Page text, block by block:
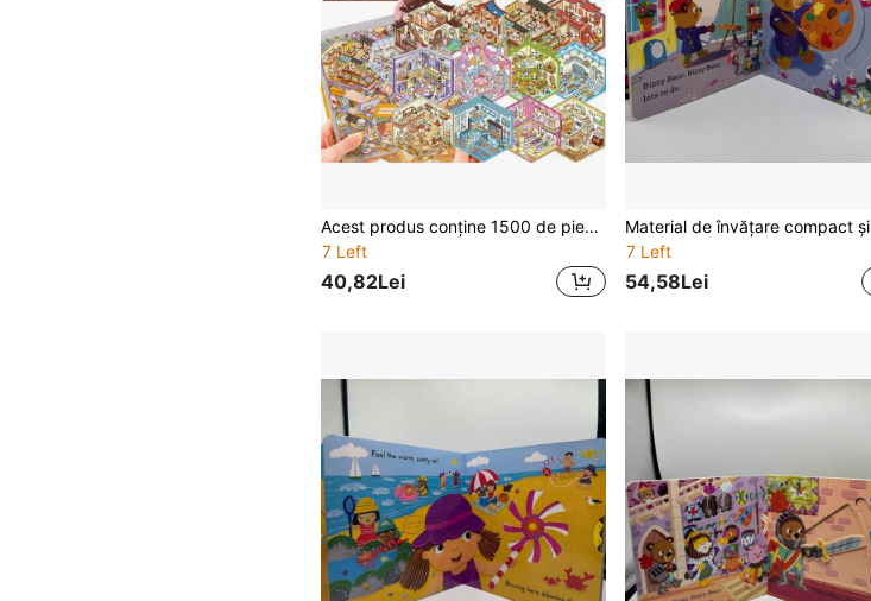
Acest produs conține 1500 de piese de materiale pentru jucării creative mici, potrivite pentru toate anotimpurile, inclusiv 1 set de cărți cu stickere 3D, 20 de cărți cu scene și 30 de tipuri de materiale. Conține stickere cu peisaje, stickere cu scene și stickere educaționale pentru colaj pentru copii.
7 Left
40,82Lei
7 Left
54,58Lei